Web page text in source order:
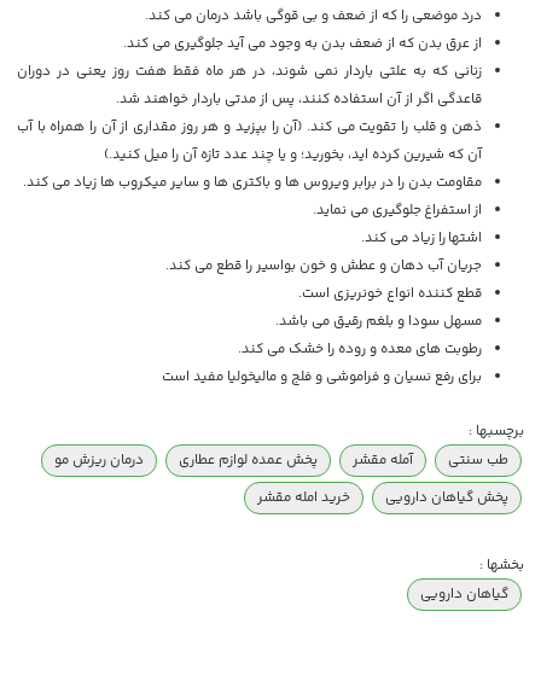
درد موضعی را که از ضعف و بی قوگی باشد درمان می کند.
از عرق بدن که از ضعف بدن به وجود می آید جلوگیری می کند.
زنانی که به علتی باردار نمی شوند، در هر ماه فقط هفت روز یعنی در دوران
قاعدگی اگر از آن استفاده کنند، پس از مدتی باردار خواهند شد.
ذهن و قلب را تقویت می کند. (آن را بپزید و هر روز مقداری از آن را همراه با آب
آن که شیرین کرده اید، بخورید؛ و یا چند عدد تازه آن را میل کنید.)
مقاومت بدن را در برابر ویروس ها و باکتری ها و سایر میکروب ها زیاد می کند.
از استفراغ جلوگیری می نماید.
اشتها را زیاد می کند.
جریان آب دهان و عطش و خون بواسیر را قطع می کند.
قطع کننده انواع خونریزی است.
مسهل سودا و بلغم رقیق می باشد.
رطوبت های معده و روده را خشک می کند.
برای رفع نسیان و فراموشی و فلج و مالیخولیا مفید است
برچسبها :
طب سنتی
آمله مقشر پخش عمده لوازم عطاری
درمان ریزش مو
پخش گیاهان دارویی
خرید امله مقشر
بخشها :
گیاهان دارویی